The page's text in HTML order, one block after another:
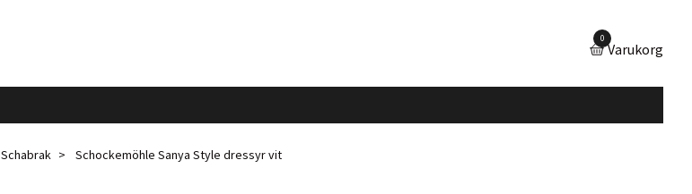
0
Varukorg
Schabrak Schockemöhle Sanya Style dressyr vit